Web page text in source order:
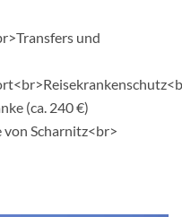
und
(ca. 240 €)
Scharnitz<br>